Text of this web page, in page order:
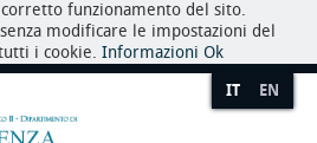
funzionamento del sito.
modificare le impostazioni del
i cookie. Informazioni Ok
IT EN